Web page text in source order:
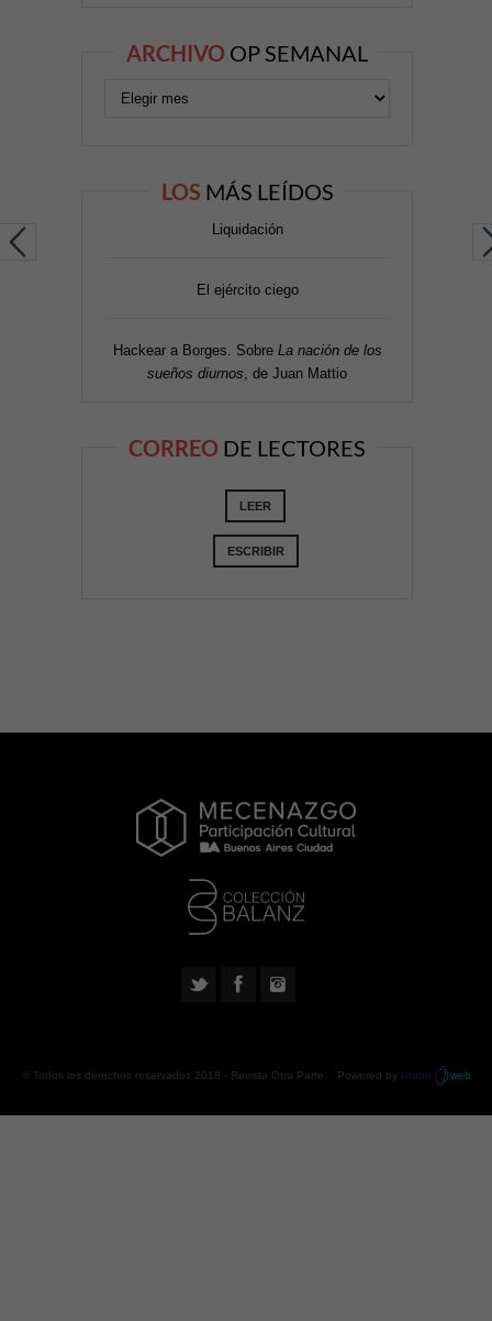
ARCHIVO OP SEMANAL
LOS MÁS LEÍDOS
Liquidación
El ejército ciego
Hackear a Borges. Sobre La nación de los
sueños diurnos , de Juan Mattio
CORREO DE LECTORES
LEER
ESCRIBIR
© Todos los derechos reservados 2018 - Revista Otra Parte . Powered by Urano web